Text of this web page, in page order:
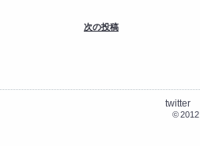
次の投稿
twitter
©2012